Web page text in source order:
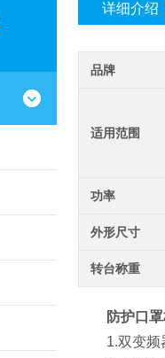
详细介绍
品牌
适用范围
功率
外形尺寸
转台称重
防护口
1.双变频器